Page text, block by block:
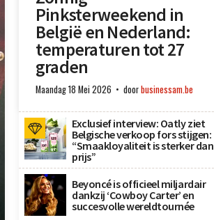
Pinksterweekend in
België en Nederland:
temperaturen tot 27
graden
Maandag 18 Mei 2026 doorbusinessam.be
Exclusief interview: Oatly ziet
Belgische verkoop fors stijgen:
“Smaakloyaliteit is sterker dan
prijs”
Beyoncé is officieel miljardair
dankzij ‘Cowboy Carter’ en
succesvolle wereldtournée